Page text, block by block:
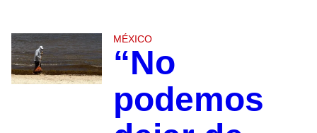
MÉXICO
“No
podemos